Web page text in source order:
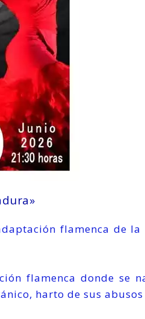
flamenca de la
flamenca donde se
harto de sus